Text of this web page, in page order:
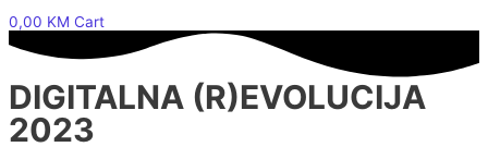
0,00 KM Cart
DIGITALNA (R)EVOLUCIJA
2023